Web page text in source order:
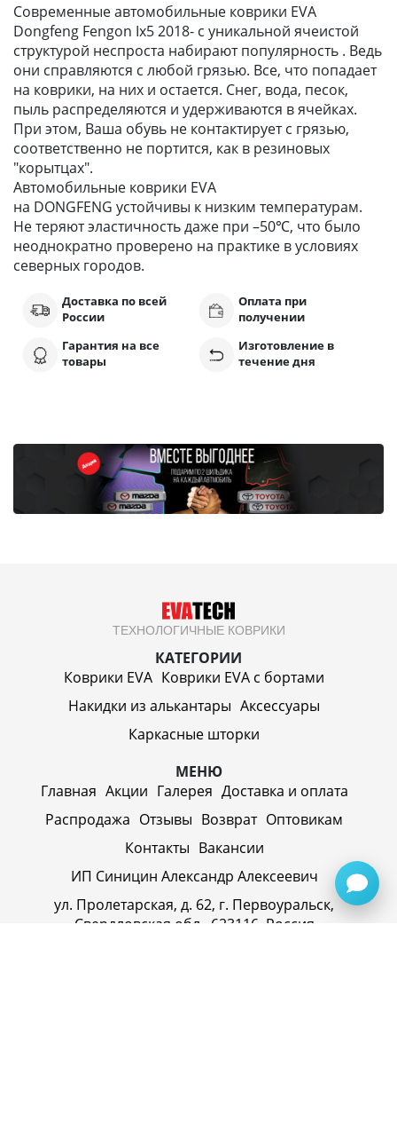
Современные автомобильные коврики EVA
Dongfeng Fengon Ix5 2018- с уникальной ячеистой
структурой неспроста набирают популярность . Ведь
они справляются с любой грязью. Все, что попадает
на коврики, на них и остается. Снег, вода, песок,
пыль распределяются и удерживаются в ячейках.
При этом, Ваша обувь не контактирует с грязью,
соответственно не портится, как в резиновых
"корытцах".
Автомобильные коврики EVA
на DONGFENG устойчивы к низким температурам.
Не теряют эластичность даже при –50℃, что было
неоднократно проверено на практике в условиях
северных городов.
Доставка по всей
России
Оплата при
получении
Гарантия на все
товары
Изготовление в
течение дня
ТЕХНОЛОГИЧНЫЕ КОВРИКИ
КАТЕГОРИИ
Коврики EVA Коврики EVA c бортами
Накидки из алькантары Аксессуары
Каркасные шторки
МЕНЮ
Главная Акции Галерея Доставка и оплата
Распродажа Отзывы Возврат Оптовикам
Контакты Вакансии
ИП Синицин Александр Алексеевич
ул. Пролетарская, д. 62, г. Первоуральск,
Свердловская обл., 623116, Россия